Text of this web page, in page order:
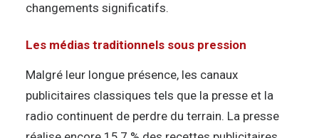
changements significatifs.
Les médias traditionnels sous pression
Malgré leur longue présence, les canaux
publicitaires classiques tels que la presse et la
radio continuent de perdre du terrain. La presse